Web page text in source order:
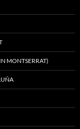
MONTSERRAT)